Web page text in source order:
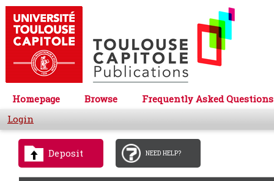
Homepage Browse
Frequently Asked Questions
Login
Deposit NEED HELP?